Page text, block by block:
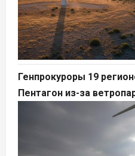
Генпрокуроры 19
Пентагон из-за